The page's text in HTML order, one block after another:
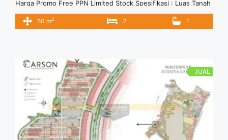
Harga Promo Free PPN Limited Stock Spesifikasi : Luas Tanah
: 50 m2 Luas Bangunan : 28 m2 Size : 5 x 10 Bedroom :2
Bathroom :1 Garage : 1 Unit Terbatas, Segera Kunjungi Show
50 m2 2 1
JUAL